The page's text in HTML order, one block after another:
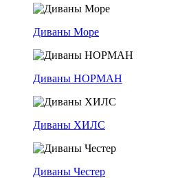
Диваны Море
Диваны НОРМАН
Диваны ХИЛС
Диваны Честер